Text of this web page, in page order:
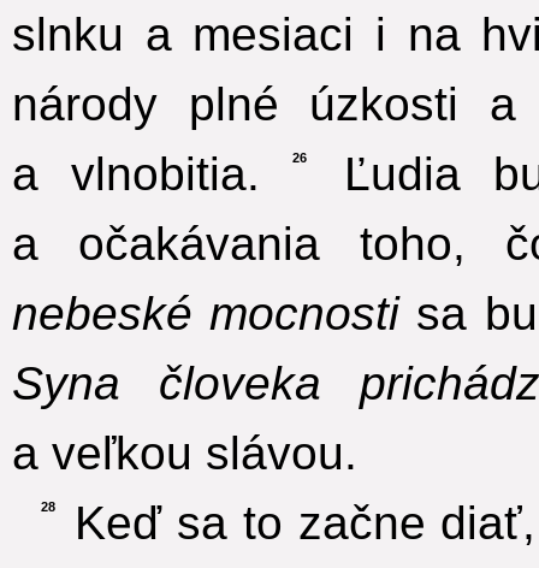
slnku a mesiaci i na
národy plné úzkosti
a vlnobitia.
26
Ľudia
a očakávania toho,
nebeské mocnostisa
Syna človeka
a veľkou slávou.
28
Keď sa to začne